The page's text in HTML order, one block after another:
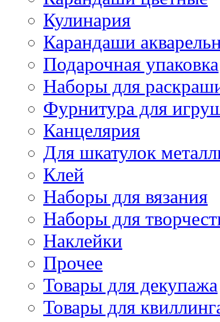
Кулинария
Карандаши
Подарочная упаковка
Наборы для
Фурнитура для
Канцелярия
Для шкатулок
Клей
Наборы для вязания
Наборы для
Наклейки
Прочее
Товары для декупажа
Товары для